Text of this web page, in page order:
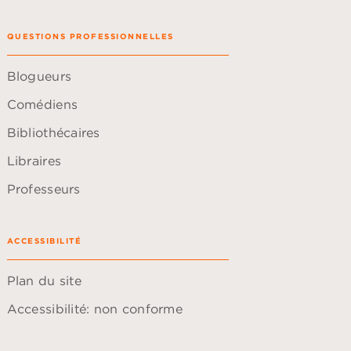
QUESTIONS PROFESSIONNELLES
Blogueurs
Comédiens
Bibliothécaires
Libraires
Professeurs
ACCESSIBILITÉ
Plan du site
Accessibilité: non conforme